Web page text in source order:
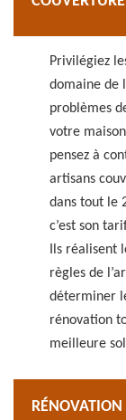
Privilégiez
domaine de
problèmes
votre
pensez à
artisans
dans tout le
c’est son
Ils réalisent
règles de
déterminer
rénovation
meilleure